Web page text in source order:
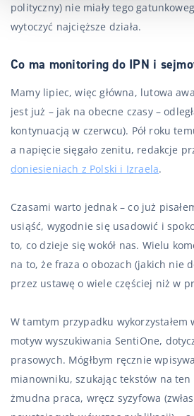
polityczny) nie miały tego
wytoczyć najcięższe działa.
Co ma monitoring do IPN i
Mamy lipiec, więc główna, lutowa
jest już – jak na obecne czasy –
kontynuacją w czerwcu). Pół roku
a napięcie sięgało zenitu, redakcje
doniesieniach z Polski i Izraela.
Czasami warto jednak – co już
usiąść, wygodnie się usadowić i
to, co dzieje się wokół nas. Wielu
na to, że fraza o obozach (jakich nie
przez ustawę o wiele częściej niż w
W tamtym przypadku wykorzystałem
motyw wyszukiwania SentiOne,
prasowych. Mógłbym ręcznie
mianowniku, szukając tekstów na ten
żmudna praca, wręcz syzyfowa